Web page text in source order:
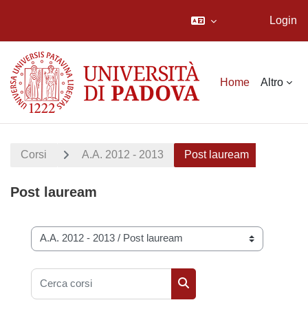
Login
Home Altro
Corsi A.A. 2012 - 2013 Post lauream
Post lauream
Categorie di corso
Cerca corsi
Cerca corsi